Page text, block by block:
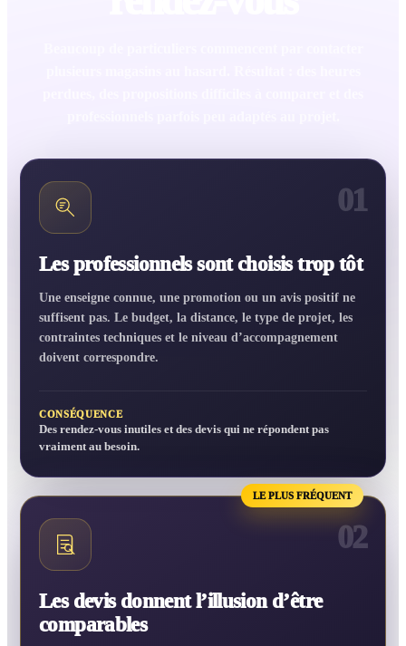
01
Les professionnels sont choisis trop tôt
Une enseigne connue, une promotion ou un avis positif ne
suffisent pas. Le budget, la distance, le type de projet, les
contraintes techniques et le niveau d’accompagnement
doivent correspondre.
CONSÉQUENCE
Des rendez-vous inutiles et des devis qui ne répondent pas
vraiment au besoin.
LE PLUS FRÉQUENT
02
Les devis donnent l’illusion d’être
comparables